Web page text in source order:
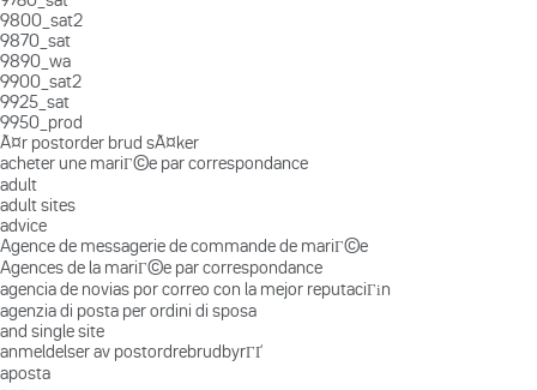
9800_sat2
9870_sat
9890_wa
9900_sat2
9925_sat
9950_prod
Ã¤r postorder brud sÃ¤ker
acheter une mariГ©e par correspondance
adult
adult sites
advice
Agence de messagerie de commande de mariГ©e
Agences de la mariГ©e par correspondance
agencia de novias por correo con la mejor reputaciГіn
agenzia di posta per ordini di sposa
and single site
anmeldelser av postordrebrudbyrГҐ
aposta